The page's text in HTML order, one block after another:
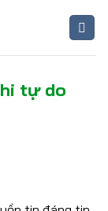
tự do